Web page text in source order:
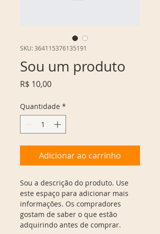
SKU: 364115376135191
Sou um produto
R$ 10,00Preço
Quantidade *
Adicionar ao carrinho
Sou a descrição do produto. Use
este espaço para adicionar mais
informações. Os compradores
gostam de saber o que estão
adquirindo antes de comprar.